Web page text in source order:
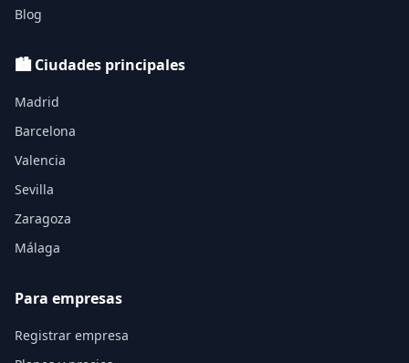
Blog
🏙️ Ciudades principales
Madrid
Barcelona
Valencia
Sevilla
Zaragoza
Málaga
Para empresas
Registrar empresa